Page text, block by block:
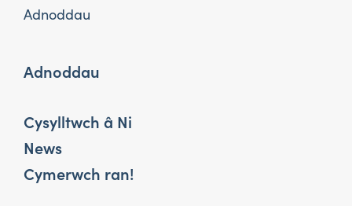
Adnoddau
Adnoddau
Cysylltwch â Ni
News
Cymerwch ran!